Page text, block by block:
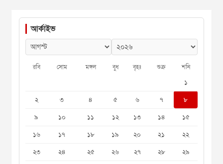
আর্কাইভ
রবি সোম মঙ্গল বুধ বৃহঃ শুক্র শনি
১
২
৩ ৪ ৫ ৬ ৭
৮
৯
১০ ১১ ১২ ১৩ ১৪
১৫
১৬
১৭ ১৮ ১৯ ২০ ২১
২২
২৩
২৪ ২৫ ২৬ ২৭ ২৮ ২৯